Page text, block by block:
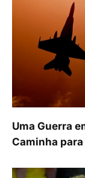
Uma Guerra
Caminha